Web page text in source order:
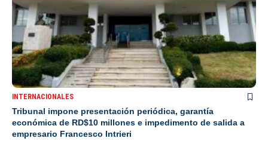
INTERNACIONALES
Tribunal impone presentación periódica, garantía
económica de RD$10 millones e impedimento de salida a
empresario Francesco Intrieri